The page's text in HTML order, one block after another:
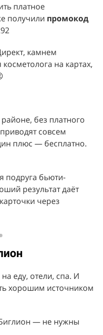
платное
получили промокод
камнем
на картах,
без платного
совсем
плюс — бесплатно.
подруга бьюти-
результат даёт
через
еду, отели, спа. И
хорошим источником
— не нужны